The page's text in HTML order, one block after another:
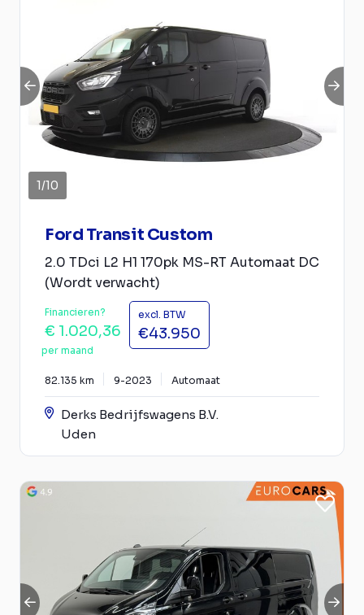
1/10
Ford Transit Custom
2.0 TDci L2 H1 170pk MS-RT Automaat DC
(Wordt verwacht)
Financieren?
€ 1.020,36
per maand
excl. BTW
€43.950
82.135 km 9-2023 Automaat
Derks Bedrijfswagens B.V.
Uden